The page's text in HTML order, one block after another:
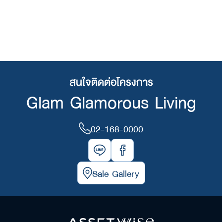
สนใจติดต่อโครงการ
Glam Glamorous Living
02-168-0000
Sale Gallery